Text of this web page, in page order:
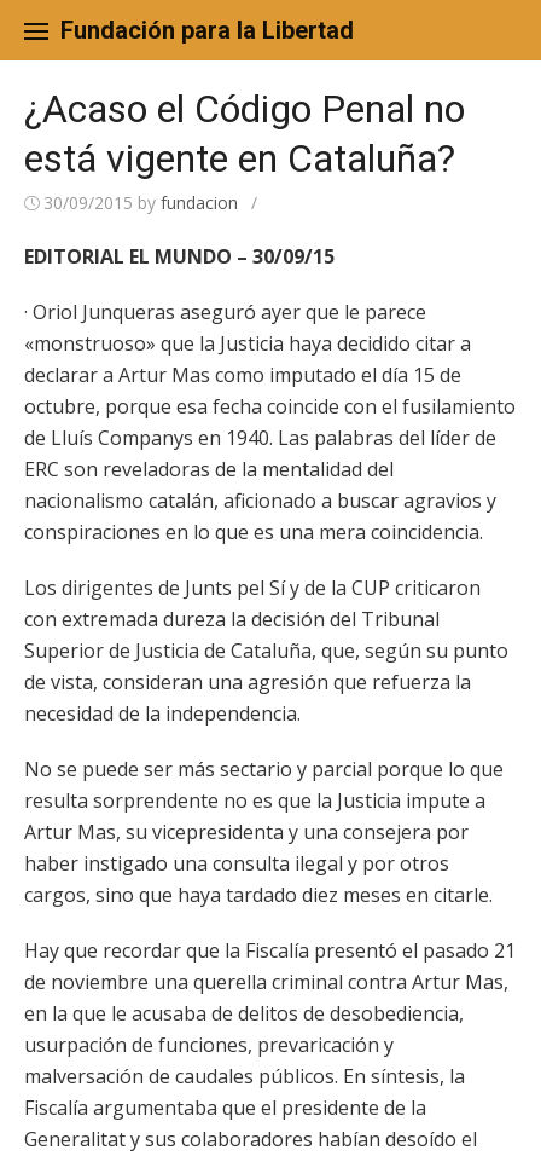
content
Fundación para la Libertad
¿Acaso el Código Penal no
está vigente en Cataluña?
30/09/2015 by fundacion /
EDITORIAL EL MUNDO – 30/09/15
· Oriol Junqueras aseguró ayer que le parece
«monstruoso» que la Justicia haya decidido citar a
declarar a Artur Mas como imputado el día 15 de
octubre, porque esa fecha coincide con el fusilamiento
de Lluís Companys en 1940. Las palabras del líder de
ERC son reveladoras de la mentalidad del
nacionalismo catalán, aficionado a buscar agravios y
conspiraciones en lo que es una mera coincidencia.
Los dirigentes de Junts pel Sí y de la CUP criticaron
con extremada dureza la decisión del Tribunal
Superior de Justicia de Cataluña, que, según su punto
de vista, consideran una agresión que refuerza la
necesidad de la independencia.
No se puede ser más sectario y parcial porque lo que
resulta sorprendente no es que la Justicia impute a
Artur Mas, su vicepresidenta y una consejera por
haber instigado una consulta ilegal y por otros
cargos, sino que haya tardado diez meses en citarle.
Hay que recordar que la Fiscalía presentó el pasado 21
de noviembre una querella criminal contra Artur Mas,
en la que le acusaba de delitos de desobediencia,
usurpación de funciones, prevaricación y
malversación de caudales públicos. En síntesis, la
Fiscalía argumentaba que el presidente de la
Generalitat y sus colaboradores habían desoído el